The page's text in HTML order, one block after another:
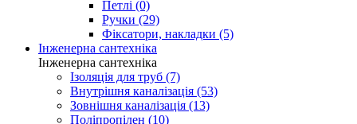
Петлі (0)
Ручки (29)
Фіксатори, накладки (5)
Інженерна сантехніка
Інженерна сантехніка
Ізоляція для труб (7)
Внутрішня каналізація (53)
Зовнішня каналізація (13)
Поліпропілен (10)